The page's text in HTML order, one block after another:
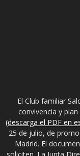
El Club familiar
convivencia y
(descarga el PDF en
25 de julio, de
Madrid. El